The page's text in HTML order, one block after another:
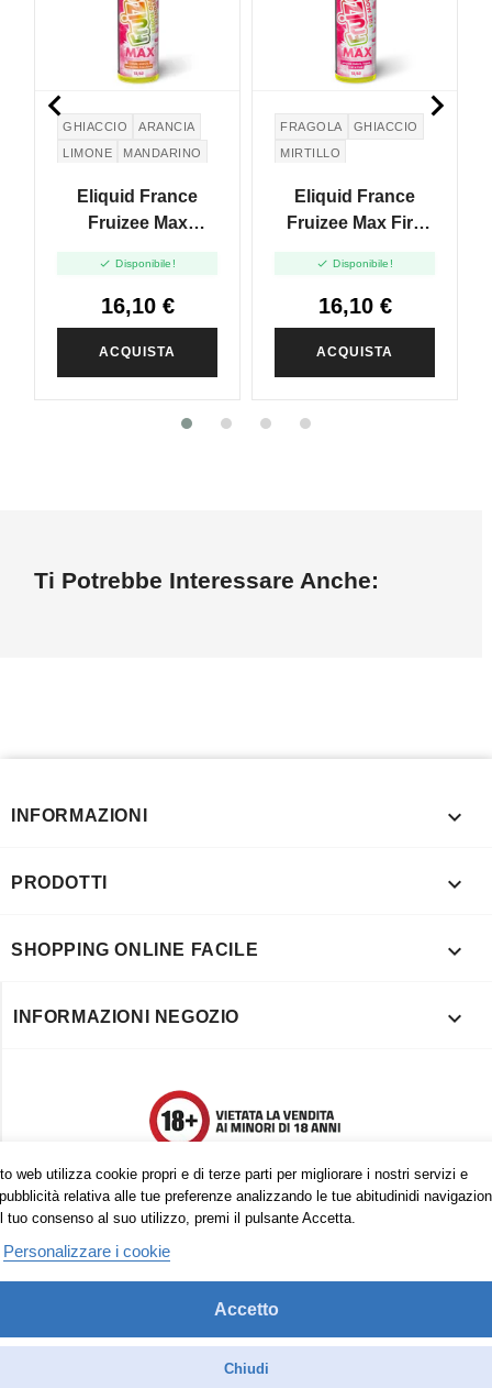
GHIACCIO
ARANCIA
LIMONE
MANDARINO
Eliquid France
Fruizee Max
Mandarin - Vape
Shot - 10ml
 Disponibile!
16,10 €
ACQUISTA
FRAGOLA
GHIACCIO
MIRTILLO
Eliquid France
Fruizee Max Fire
10ml
 Disponibile!
16,10 €
ACQUISTA
 
Ti Potrebbe Interessare Anche:
web utilizza cookie propri e di terze parti per migliorare i nostri servizi e
relativa alle tue preferenze analizzando le tue abitudinidi
tuo consenso al suo utilizzo, premi il pulsante Accetta.
Personalizzare i cookie
Accetto
Chiudi
INFORMAZIONI 
PRODOTTI 
SHOPPING ONLINE FACILE 
INFORMAZIONI NEGOZIO 
Trovaci anche su: